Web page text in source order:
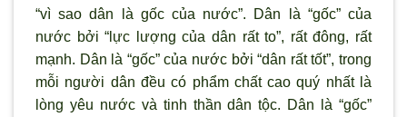
“vì sao dân là gốc của nước”. Dân là “gốc” của
nước bởi “lực lượng của dân rất to”, rất đông, rất
mạnh. Dân là “gốc” của nước bởi “dân rất tốt”, trong
mỗi người dân đều có phẩm chất cao quý nhất là
lòng yêu nước và tinh thần dân tộc. Dân là “gốc”